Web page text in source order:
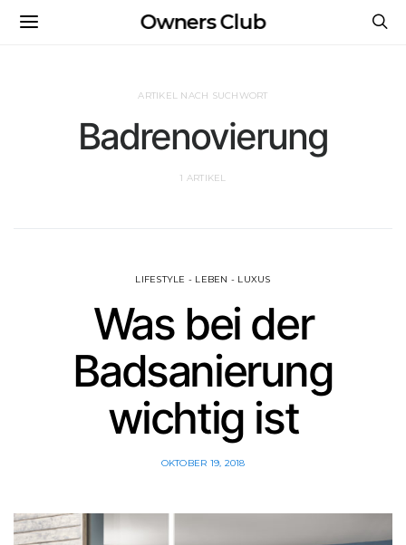
Owners Club
ARTIKEL NACH SUCHWORT
Badrenovierung
1 ARTIKEL
LIFESTYLE - LEBEN - LUXUS
Was bei der
Badsanierung
wichtig ist
OKTOBER 19, 2018